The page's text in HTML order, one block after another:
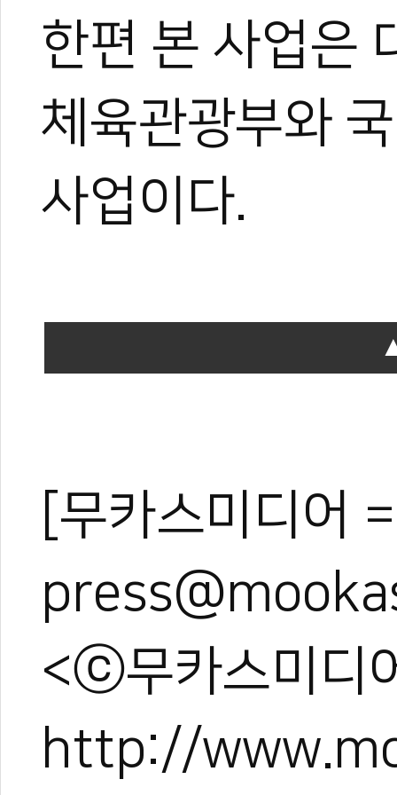
한편 본 사업은
체육관광부와
사업이다.
[무카스미디어
<ⓒ무카스미디
http://